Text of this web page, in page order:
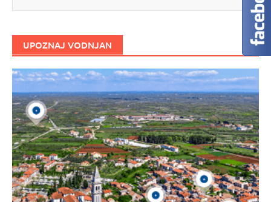
UPOZNAJ VODNJAN